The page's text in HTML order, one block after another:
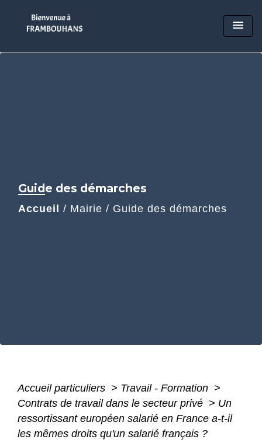
menu
Guide des démarches
Accueil / Mairie / Guide des démarches
Accueil particuliers > Travail - Formation >
Contrats de travail dans le secteur privé > Un
ressortissant européen salarié en France a-t-il
les mêmes droits qu'un salarié français ?